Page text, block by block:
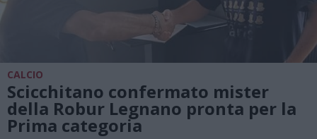
CALCIO
Scicchitano confermato mister
della Robur Legnano pronta per la
Prima categoria